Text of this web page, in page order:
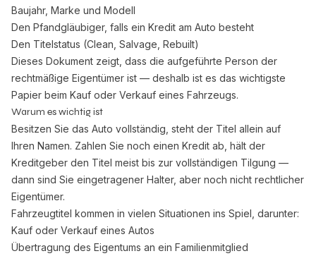
Baujahr, Marke und Modell
Den Pfandgläubiger, falls ein Kredit am Auto besteht
Den Titelstatus (Clean, Salvage, Rebuilt)
Dieses Dokument zeigt, dass die aufgeführte Person der
rechtmäßige Eigentümer ist — deshalb ist es das wichtigste
Papier beim Kauf oder Verkauf eines Fahrzeugs.
Warum es wichtig ist
Besitzen Sie das Auto vollständig, steht der Titel allein auf
Ihren Namen. Zahlen Sie noch einen Kredit ab, hält der
Kreditgeber den Titel meist bis zur vollständigen Tilgung —
dann sind Sie eingetragener Halter, aber noch nicht rechtlicher
Eigentümer.
Fahrzeugtitel kommen in vielen Situationen ins Spiel, darunter:
Kauf oder Verkauf eines Autos
Übertragung des Eigentums an ein Familienmitglied